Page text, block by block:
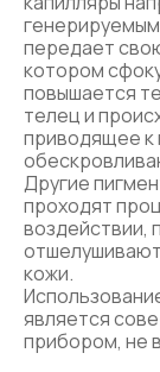
передает
котором
повышается
телец и
приводящее к
Другие
проходят
воздействии,
кожи.
является
прибором, не